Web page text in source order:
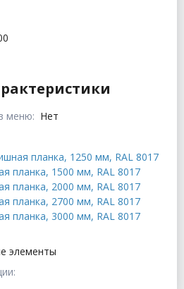
меню: Нет
планка, 1250 мм, RAL 8017
планка, 1500 мм, RAL 8017
планка, 2000 мм, RAL 8017
планка, 2700 мм, RAL 8017
планка, 3000 мм, RAL 8017
элементы